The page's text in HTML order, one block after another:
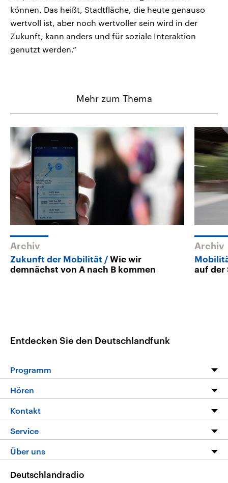
können. Das heißt, Stadtfläche, die heute genauso
wertvoll ist, aber noch wertvoller sein wird in der
Zukunft, kann anders und für soziale Interaktion
genutzt werden.“
Mehr zum Thema
Archiv
Zukunft der Mobilität
Wie wir
demnächst von A nach B kommen
Archiv
auf der
Entdecken Sie den Deutschlandfunk
Programm
Programm
Die Nachrichten
Nachrichtenleicht
Neue Beiträge auf dlf.de
Hören
Livestream
Podcasts
Deutschlandfunk App
Nachrichten App
Kontakt
Hörerservice
Service
FAQ
Veranstaltungen
Über uns
Deutschlandradio